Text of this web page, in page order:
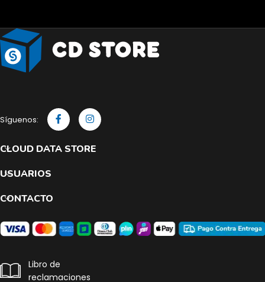
Síguenos:
CLOUD DATA STORE
USUARIOS
CONTACTO
Libro de
reclamaciones